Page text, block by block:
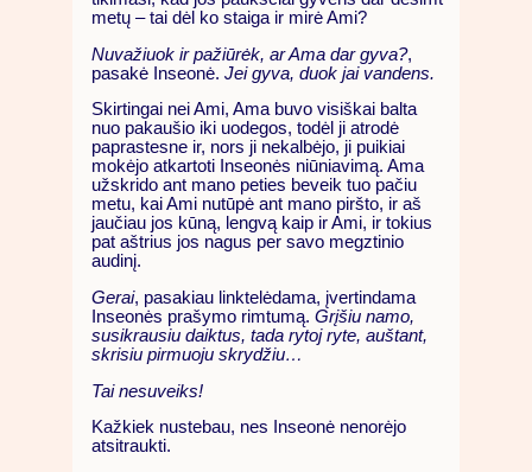
metų – tai dėl ko staiga ir mirė Ami?
Nuvažiuok ir pažiūrėk, ar Ama dar gyva?,
pasakė Inseonė. Jei gyva, duok jai vandens.
Skirtingai nei Ami, Ama buvo visiškai balta
nuo pakaušio iki uodegos, todėl ji atrodė
paprastesne ir, nors ji nekalbėjo, ji puikiai
mokėjo atkartoti Inseonės niūniavimą. Ama
užskrido ant mano peties beveik tuo pačiu
metu, kai Ami nutūpė ant mano piršto, ir aš
jaučiau jos kūną, lengvą kaip ir Ami, ir tokius
pat aštrius jos nagus per savo megztinio
audinį.
Gerai, pasakiau linktelėdama, įvertindama
Inseonės prašymo rimtumą. Grįšiu namo,
susikrausiu daiktus, tada rytoj ryte, auštant,
skrisiu pirmuoju skrydžiu…
Tai nesuveiks!
Kažkiek nustebau, nes Inseonė nenorėjo
atsitraukti.